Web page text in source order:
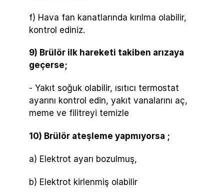
f) Hava fan kanatlarında kırılma olabilir,
kontrol ediniz.
9) Brülör ilk hareketi takiben arızaya
geçerse;
- Yakıt soğuk olabilir, ısıtıcı termostat
ayarını kontrol edin, yakıt vanalarını aç,
meme ve filitreyi temizle
10) Brülör ateşleme yapmıyorsa ;
a) Elektrot ayarı bozulmuş,
b) Elektrot kirlenmiş olabilir